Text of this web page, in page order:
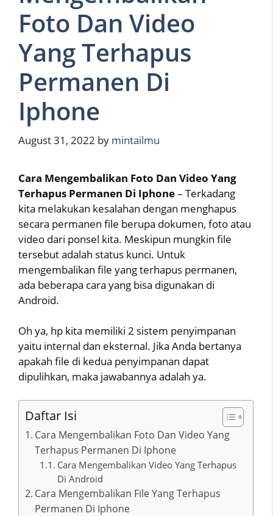
Foto Dan Video
Yang Terhapus
Permanen Di
Iphone
August 31, 2022 by mintailmu
Cara Mengembalikan Foto Dan Video Yang
Terhapus Permanen Di Iphone– Terkadang
kita melakukan kesalahan dengan menghapus
secara permanen file berupa dokumen, foto atau
video dari ponsel kita. Meskipun mungkin file
tersebut adalah status kunci. Untuk
mengembalikan file yang terhapus permanen,
ada beberapa cara yang bisa digunakan di
Android.
Oh ya, hp kita memiliki 2 sistem penyimpanan
yaitu internal dan eksternal. Jika Anda bertanya
apakah file di kedua penyimpanan dapat
dipulihkan, maka jawabannya adalah ya.
Daftar Isi
Cara Mengembalikan Foto Dan Video Yang
Terhapus Permanen Di Iphone
Cara Mengembalikan Video Yang Terhapus
Di Android
Cara Mengembalikan File Yang Terhapus
Permanen Di Iphone